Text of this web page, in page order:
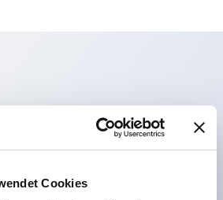
Cookies
2 Stufen, ermöglicht eine 4-
(Gewährleistung der
den 2 Kontakten).